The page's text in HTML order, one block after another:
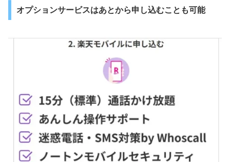
オプションサービスはあとから申し込むことも可能